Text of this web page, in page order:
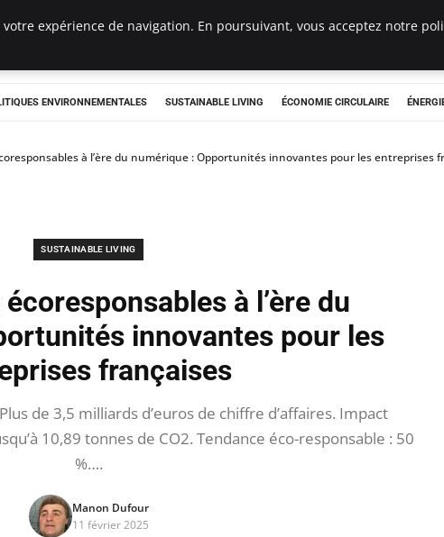
ENVIRONNEMENTALES SUSTAINABLE LIVING ÉCONOMIE CIRCULAIRE
à l’ère du numérique : Opportunités innovantes pour les entreprises
SUSTAINABLE LIVING
à l’ère du
innovantes pour les
françaises
de 3,5 milliards d’euros de chiffre d’affaires. Impact
10,89 tonnes de CO2. Tendance éco-responsable : 50
%….
Manon Dufour
11 février 2025
expérience de navigation. En poursuivant, vous acceptez notre